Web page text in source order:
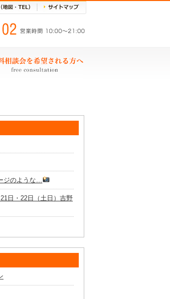
ジのような…
21日・22日（土日）吉野